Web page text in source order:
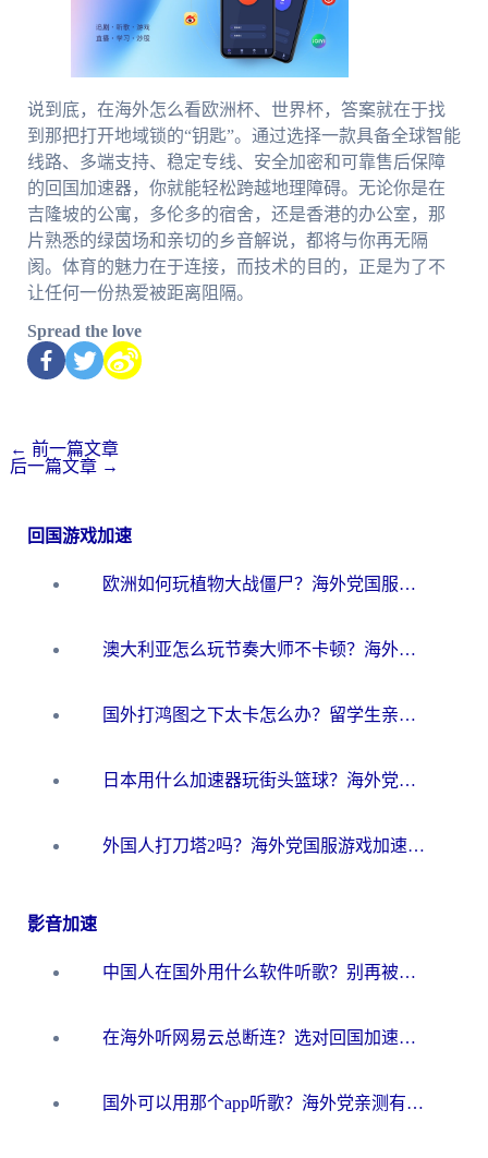
说到底，在海外怎么看欧洲杯、世界杯，答案就在于找
到那把打开地域锁的“钥匙”。通过选择一款具备全球智能
线路、多端支持、稳定专线、安全加密和可靠售后保障
的回国加速器，你就能轻松跨越地理障碍。无论你是在
吉隆坡的公寓，多伦多的宿舍，还是香港的办公室，那
片熟悉的绿茵场和亲切的乡音解说，都将与你再无隔
阂。体育的魅力在于连接，而技术的目的，正是为了不
让任何一份热爱被距离阻隔。
Spread the love
← 前一篇文章
后一篇文章 →
回国游戏加速
欧洲如何玩植物大战僵尸？海外党国服游戏加速避坑指南（附实测对比）
澳大利亚怎么玩节奏大师不卡顿？海外党国服游戏加速终极指南
国外打鸿图之下太卡怎么办？留学生亲测有效的国服游戏加速方案
日本用什么加速器玩街头篮球？海外党国服游戏不卡顿的终极攻略
外国人打刀塔2吗？海外党国服游戏加速避坑全攻略
影音加速
中国人在国外用什么软件听歌？别再被地域限制卡脖子，这篇教你轻松解锁国内音乐库
在海外听网易云总断连？选对回国加速器，告别地区限制和卡顿
国外可以用那个app听歌？海外党亲测有效的回国加速方案，轻松听国内音乐听书